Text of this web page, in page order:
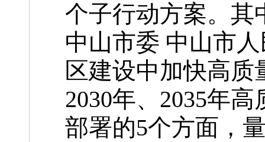
个子行动方案。其
中山市委 中山市
区建设中加快高
2030年、2035年
部署的5个方面，